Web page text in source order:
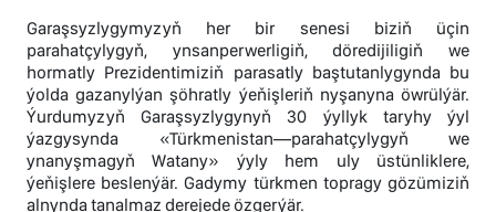
Garaşsyzlygymyzyň her bir senesi biziň üçin
parahatçylygyň, ynsanperwerligiň, döredijiligiň we
hormatly Prezidentimiziň parasatly baştutanlygynda bu
ýolda gazanylýan şöhratly ýeňişleriň nyşanyna öwrülýär.
Ýurdumyzyň Garaşsyzlygynyň 30 ýyllyk taryhy ýyl
ýazgysynda «Türkmenistan—parahatçylygyň we
ynanyşmagyň Watany» ýyly hem uly üstünliklere,
ýeňişlere beslenýär. Gadymy türkmen topragy gözümiziň
alnynda tanalmaz derejede özgerýär.